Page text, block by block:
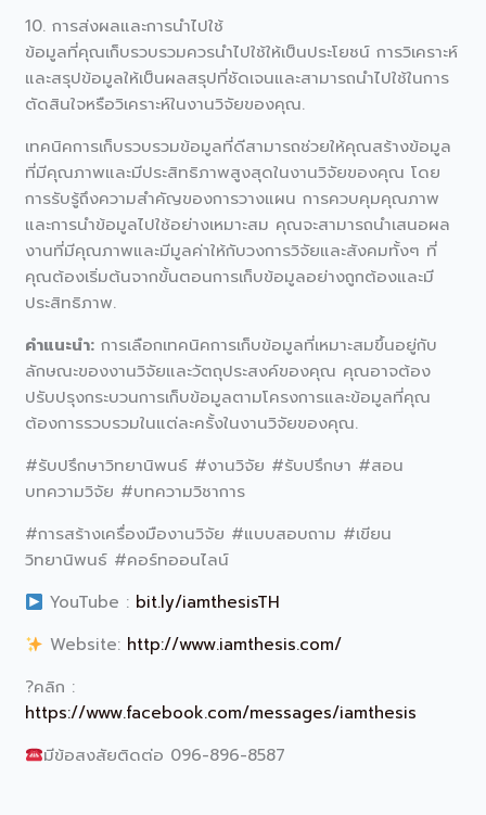
10. การส่งผลและการนำไปใช้
ข้อมูลที่คุณเก็บรวบรวมควรนำไปใช้ให้เป็นประโยชน์ การวิเคราะห์
และสรุปข้อมูลให้เป็นผลสรุปที่ชัดเจนและสามารถนำไปใช้ในการ
ตัดสินใจหรือวิเคราะห์ในงานวิจัยของคุณ.
เทคนิคการเก็บรวบรวมข้อมูลที่ดีสามารถช่วยให้คุณสร้างข้อมูล
ที่มีคุณภาพและมีประสิทธิภาพสูงสุดในงานวิจัยของคุณ โดย
การรับรู้ถึงความสำคัญของการวางแผน การควบคุมคุณภาพ
และการนำข้อมูลไปใช้อย่างเหมาะสม คุณจะสามารถนำเสนอผล
งานที่มีคุณภาพและมีมูลค่าให้กับวงการวิจัยและสังคมทั้งๆ ที่
คุณต้องเริ่มต้นจากขั้นตอนการเก็บข้อมูลอย่างถูกต้องและมี
ประสิทธิภาพ.
คำแนะนำ: การเลือกเทคนิคการเก็บข้อมูลที่เหมาะสมขึ้นอยู่กับ
ลักษณะของงานวิจัยและวัตถุประสงค์ของคุณ คุณอาจต้อง
ปรับปรุงกระบวนการเก็บข้อมูลตามโครงการและข้อมูลที่คุณ
ต้องการรวบรวมในแต่ละครั้งในงานวิจัยของคุณ.
#รับปรึกษาวิทยานิพนธ์ #งานวิจัย #รับปรึกษา #สอน
บทความวิจัย #บทความวิชาการ
#การสร้างเครื่องมืองานวิจัย #แบบสอบถาม #เขียน
วิทยานิพนธ์ #คอร์ทออนไลน์
YouTube : bit.ly/iamthesisTH
Website: http://www.iamthesis.com/
?คลิก :
https://www.facebook.com/messages/iamthesis
มีข้อสงสัยติดต่อ 096-896-8587